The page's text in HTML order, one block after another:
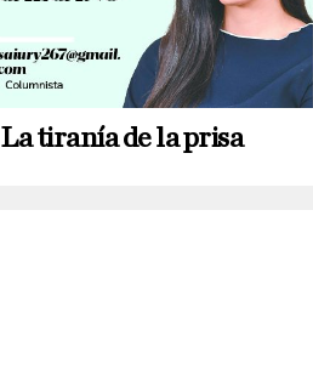
La tiranía de la prisa